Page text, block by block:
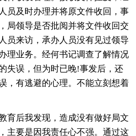
员及时办理并将原文件收回，事
局领导是否批阅并将文件收回交
员来访，承办人员没有见过领导
理业务。经何书记调查了解情况
失误，但为时已晚!事发后，还
，有逃避的心理。不能立刻想着
育后我发现，造成没有做好局文
主要是因我责任心不强。通过这